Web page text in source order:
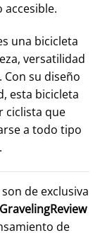
accesible.
una bicicleta
versatilidad
su diseño
esta bicicleta
ciclista que
a todo tipo
de exclusiva
GravelingReview
de